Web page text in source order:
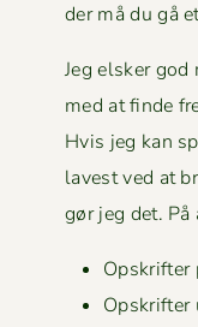
der må du gå
Jeg elsker god
med at finde
Hvis jeg kan
lavest ved at
gør jeg det. På
Opskrifter
Opskrifter